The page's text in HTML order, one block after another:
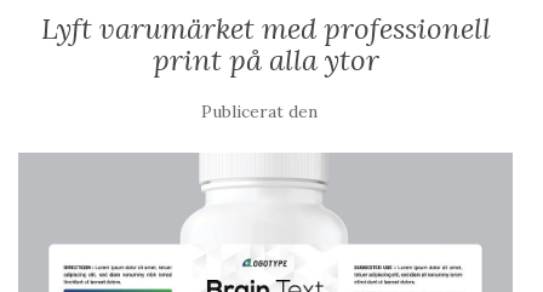
Lyft varumärket med professionell
print på alla ytor
Publicerat den